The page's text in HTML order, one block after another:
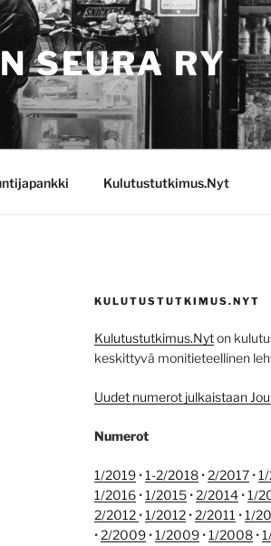
SEURA RY
Kulutustutkimus.Nyt
KULUTUSTUTKIMUS.NYT
Kulutustutkimus.Nyton
keskittyvä monitieteellinen
Uudet numerot julkaistaan
Numerot
1/2019•1-2/2018•2/2017•
1/2016•1/2015•2/2014•1/
2/2012 •1/2012•2/2011 •1/
•2/2009•1/2009•1/2008•